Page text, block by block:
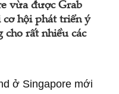
vừa được Grab
cơ hội phát triển ý
cho rất nhiều các
ở Singapore mới